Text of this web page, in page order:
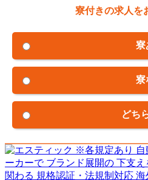
寮付きの求人を
寮
寮
どち